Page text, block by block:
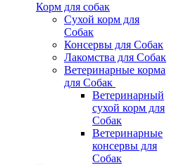
Корм для собак
Сухой корм для
Собак
Консервы для Собак
Лакомства для Собак
Ветеринарные корма
для Собак
Ветеринарный
сухой корм для
Собак
Ветеринарные
консервы для
Собак